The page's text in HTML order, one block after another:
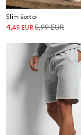
Slim šortai
4,49 EUR5,99EUR